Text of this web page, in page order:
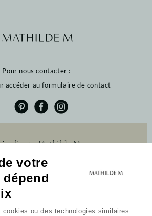
votre
ou des technologies similaires
Pour nous contacter :
accéder au formulaire de contact
clients Mathilde M.
384 avis
première commande